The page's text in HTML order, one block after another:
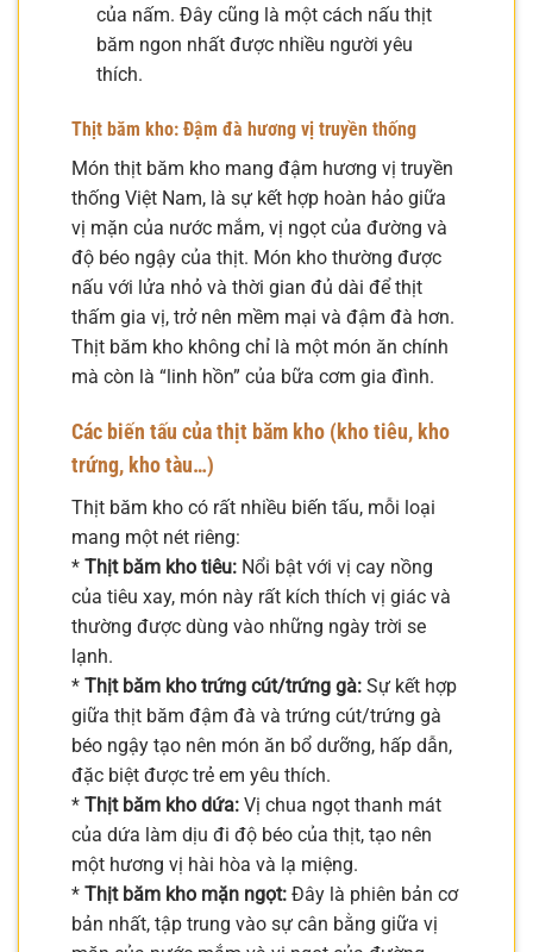
của nấm. Đây cũng là một cách nấu thịt
băm ngon nhất được nhiều người yêu
thích.
Thịt băm kho: Đậm đà hương vị truyền thống
Món thịt băm kho mang đậm hương vị truyền
thống Việt Nam, là sự kết hợp hoàn hảo giữa
vị mặn của nước mắm, vị ngọt của đường và
độ béo ngậy của thịt. Món kho thường được
nấu với lửa nhỏ và thời gian đủ dài để thịt
thấm gia vị, trở nên mềm mại và đậm đà hơn.
Thịt băm kho không chỉ là một món ăn chính
mà còn là “linh hồn” của bữa cơm gia đình.
Các biến tấu của thịt băm kho (kho tiêu, kho
trứng, kho tàu…)
Thịt băm kho có rất nhiều biến tấu, mỗi loại
mang một nét riêng:
* Thịt băm kho tiêu: Nổi bật với vị cay nồng
của tiêu xay, món này rất kích thích vị giác và
thường được dùng vào những ngày trời se
lạnh.
* Thịt băm kho trứng cút/trứng gà: Sự kết hợp
giữa thịt băm đậm đà và trứng cút/trứng gà
béo ngậy tạo nên món ăn bổ dưỡng, hấp dẫn,
đặc biệt được trẻ em yêu thích.
* Thịt băm kho dứa: Vị chua ngọt thanh mát
của dứa làm dịu đi độ béo của thịt, tạo nên
một hương vị hài hòa và lạ miệng.
* Thịt băm kho mặn ngọt: Đây là phiên bản cơ
bản nhất, tập trung vào sự cân bằng giữa vị